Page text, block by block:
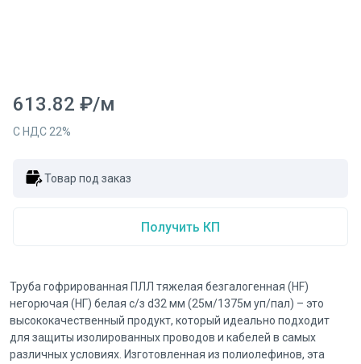
613.82 ₽/м
С НДС 22%
Товар под заказ
Получить КП
Труба гофрированная ПЛЛ тяжелая безгалогенная (HF)
негорючая (НГ) белая с/з d32 мм (25м/1375м уп/пал) – это
высококачественный продукт, который идеально подходит
для защиты изолированных проводов и кабелей в самых
различных условиях. Изготовленная из полиолефинов, эта